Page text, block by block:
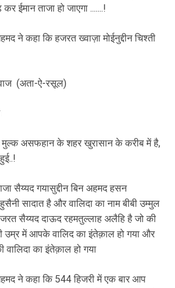
ईमान ताजा हो जाएगा .......!
ने कहा कि हजरत ख्वाज़ा मोईनुद्दीन चिश्ती
(अता-ऐ-रसूल)
असफहान के शहर खुरासान के करीब में है,
सैय्यद गयासुद्दीन बिन अहमद हसन
सादात है और वालिदा का नाम बीबी उम्मुल
हजरत सैय्यद दाऊद रहमतुल्लाह अलैहि है जो की
उम्र में आपके वालिद का इंतेक़ाल हो गया और
का इंतेक़ाल हो गया
ने कहा कि 544 हिजरी में एक बार आप